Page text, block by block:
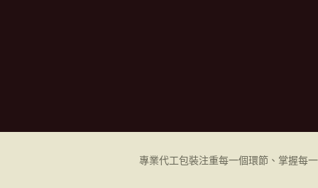
專業代工包裝注重每一個環節、掌握每